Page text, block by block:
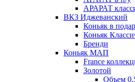
АРАРАТ
ВКЗ Иджеванский
Коньяк в
Коньяк
Бренди
Коньяк МАП
France
Золотой
Объем